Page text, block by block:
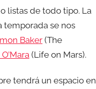
listas de todo tipo. La
temporada se nos
Baker (The
(Life on Mars).
tendrá un espacio en